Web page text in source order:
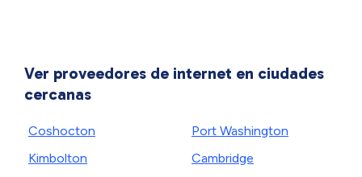
Ver proveedores de internet en ciudades
cercanas
Coshocton
Kimbolton
Port Washington
Cambridge